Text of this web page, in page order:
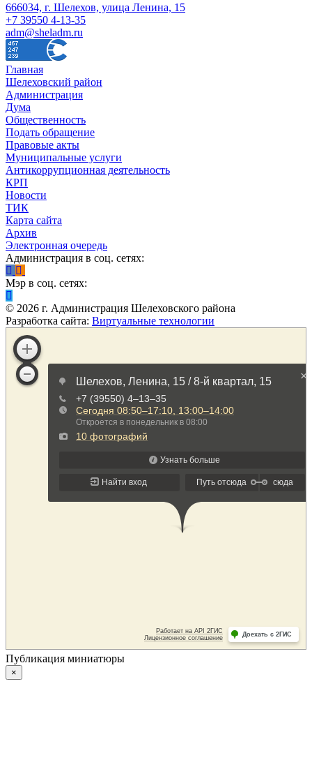
666034, г. Шелехов, улица Ленина, 15
+7 39550 4-13-35
adm@sheladm.ru
Главная
Шелеховский район
Администрация
Дума
Общественность
Подать обращение
Правовые акты
Муниципальные услуги
Антикоррупционная деятельность
КРП
Новости
ТИК
Карта сайта
Архив
Электронная очередь
Администрация в соц. сетях:
Мэр в соц. сетях:
© 2026 г. Администрация Шелеховского района
Разработка сайта: Виртуальные технологии
Публикация миниатюры
×